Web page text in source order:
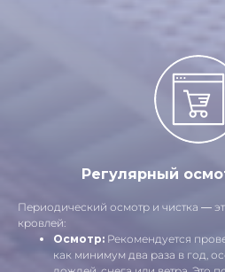
Регулярный
Периодический осмотр и чистка —
кровлей:
Осмотр: Рекомендуется
как минимум два раза в год,